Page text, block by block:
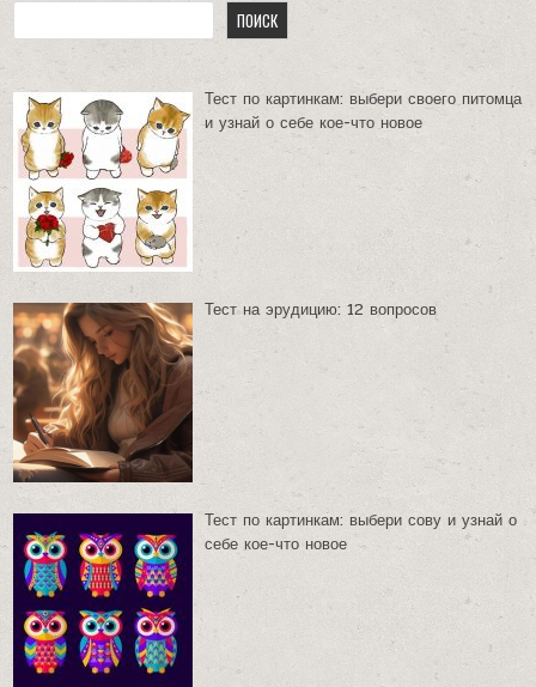
ПОИСК
Тест по картинкам: выбери своего питомца
и узнай о себе кое-что новое
Тест на эрудицию: 12 вопросов
Тест по картинкам: выбери сову и узнай о
себе кое-что новое